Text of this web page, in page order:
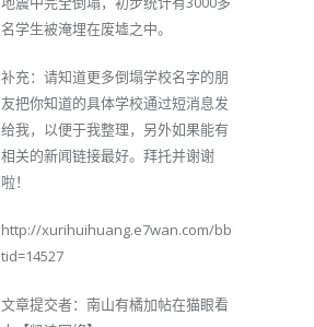
名学生被淹埋在废墟之中。
补充：请知道更多倒塌学校名字的朋
友把你知道的具体学校通过短消息发
给我，以便于我整理，另外如果能有
相关的新闻链接最好。拜托并谢谢
啦！
http://xurihuihuang.e7wan.com/bbs/read.php?
tid=14527
文章提交者：南山有橘加帖在猫眼看